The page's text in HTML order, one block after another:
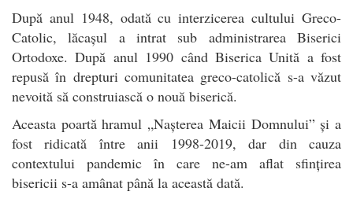
După anul 1948, odată cu interzicerea cultului Greco-
Catolic, lăcașul a intrat sub administrarea Biserici
Ortodoxe. După anul 1990 când Biserica Unită a fost
repusă în drepturi comunitatea greco-catolică s-a văzut
nevoită să construiască o nouă biserică.
Aceasta poartă hramul „Nașterea Maicii Domnului” și a
fost ridicată între anii 1998-2019, dar din cauza
contextului pandemic în care ne-am aflat sfințirea
bisericii s-a amânat până la această dată.